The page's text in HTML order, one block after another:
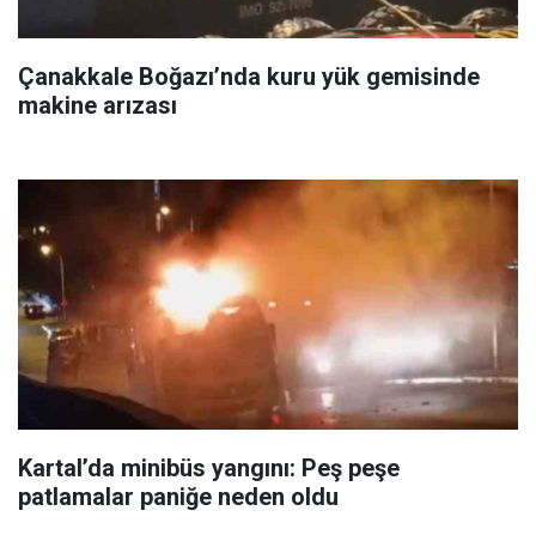
Çanakkale Boğazı’nda kuru yük gemisinde
makine arızası
Kartal’da minibüs yangını: Peş peşe
patlamalar paniğe neden oldu